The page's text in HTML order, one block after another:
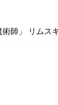
師」 リムス